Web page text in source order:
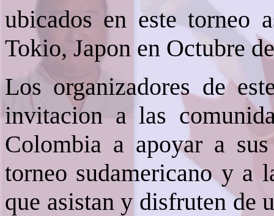
ubicados en este torneo
Tokio, Japon en Octubre
Los organizadores de
invitacion a las
Colombia a apoyar a
torneo sudamericano y a
que asistan y disfruten de